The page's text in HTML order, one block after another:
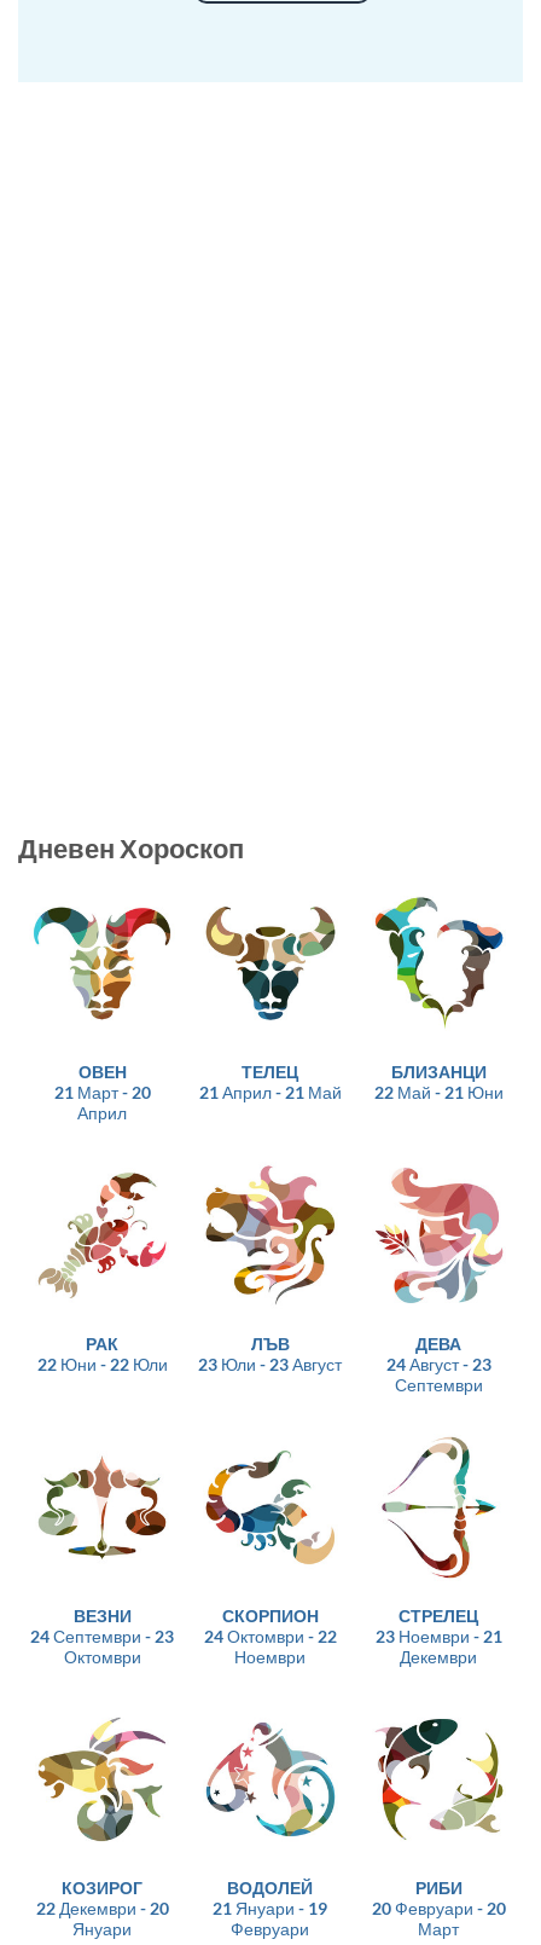
Дневен Хороскоп
ОВЕН
21 Март - 20
Април
ТЕЛЕЦ
21 Април - 21 Май
БЛИЗАНЦИ
22 Май - 21 Юни
РАК
22 Юни - 22 Юли
ЛЪВ
23 Юли - 23 Август
ДЕВА
24 Август - 23
Септември
ВЕЗНИ
24 Септември - 23
Октомври
СКОРПИОН
24 Октомври - 22
Ноември
СТРЕЛЕЦ
23 Ноември - 21
Декември
КОЗИРОГ
22 Декември - 20
Януари
ВОДОЛЕЙ
21 Януари - 19
Февруари
РИБИ
20 Февруари - 20
Март